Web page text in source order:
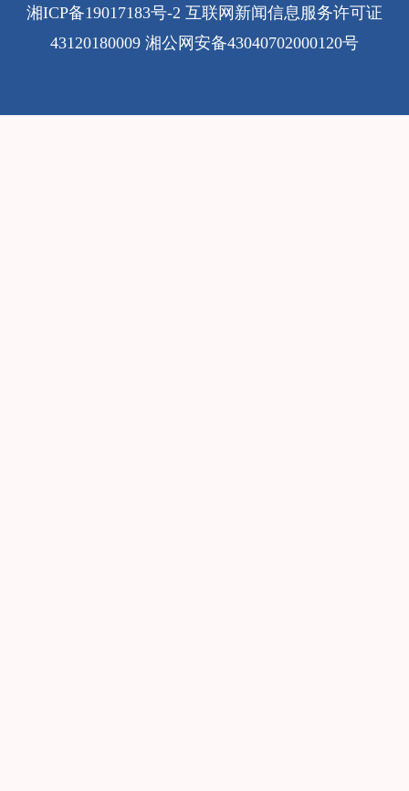
湘ICP备19017183号-2 互联网新闻信息服务许可证
43120180009 湘公网安备43040702000120号